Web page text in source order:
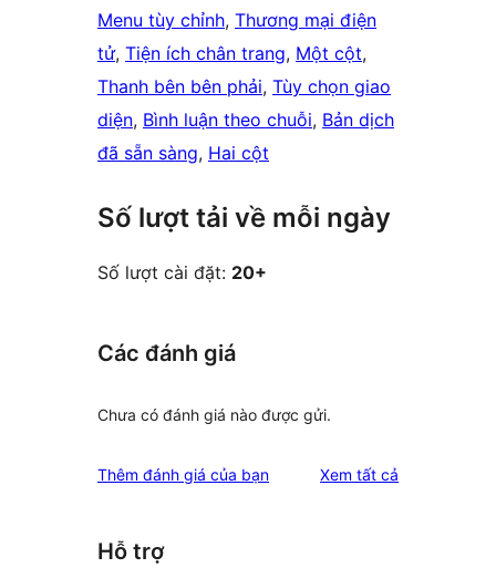
Menu tùy chỉnh, Thương mại điện
tử, Tiện ích chân trang, Một cột
Thanh bên bên phải, Tùy chọn giao
diện, Bình luận theo chuỗi, Bản dịch
đã sẵn sàng, Hai cột
Số lượt tải về mỗi ngày
Số lượt cài đặt: 20+
Các đánh giá
Chưa có đánh giá nào được gửi.
Thêm đánh giá của bạn Xem tất cả
Hỗ trợ